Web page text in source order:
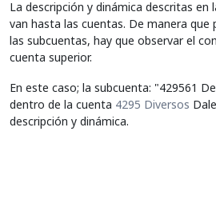
La descripción y dinámica descritas en
van hasta las cuentas. De manera
las subcuentas, hay que observar el
cuenta superior.
En este caso; la subcuenta: "429561
dentro de la cuenta 4295 Diversos
descripción y dinámica.